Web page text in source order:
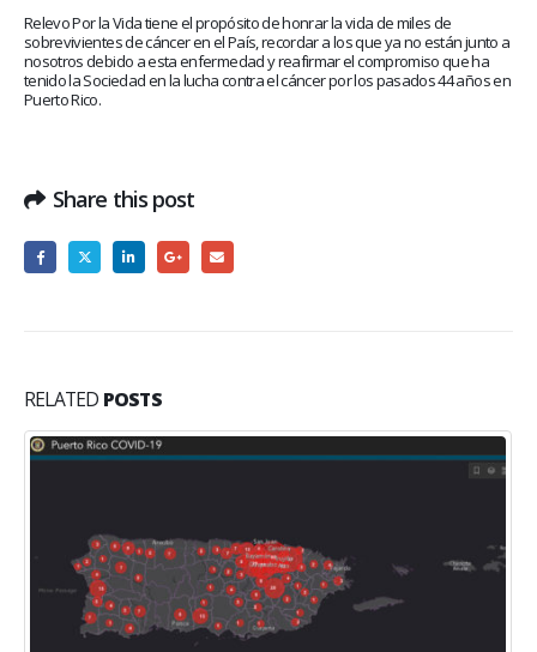
Relevo Por la Vida tiene el propósito de honrar la vida de miles de
sobrevivientes de cáncer en el País, recordar a los que ya no están junto a
nosotros debido a esta enfermedad y reafirmar el compromiso que ha
tenido la Sociedad en la lucha contra el cáncer por los pasados 44 años en
Puerto Rico.
Share this post
RELATED POSTS